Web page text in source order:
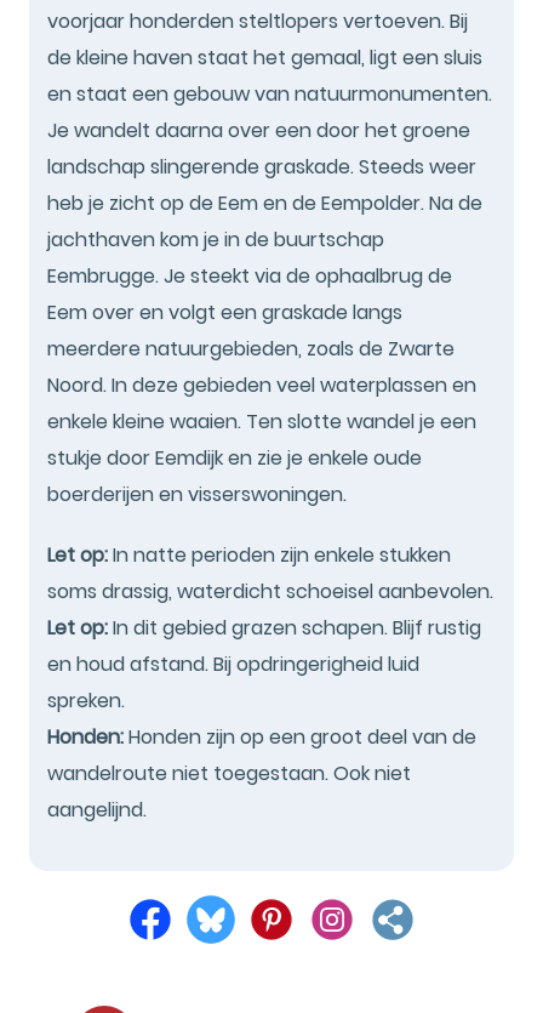
voorjaar honderden steltlopers vertoeven. Bij
de kleine haven staat het gemaal, ligt een sluis
en staat een gebouw van natuurmonumenten.
Je wandelt daarna over een door het groene
landschap slingerende graskade. Steeds weer
heb je zicht op de Eem en de Eempolder. Na de
jachthaven kom je in de buurtschap
Eembrugge. Je steekt via de ophaalbrug de
Eem over en volgt een graskade langs
meerdere natuurgebieden, zoals de Zwarte
Noord. In deze gebieden veel waterplassen en
enkele kleine waaien. Ten slotte wandel je een
stukje door Eemdijk en zie je enkele oude
boerderijen en visserswoningen.
Let op:In natte perioden zijn enkele stukken
soms drassig, waterdicht schoeisel aanbevolen.
Let op:In dit gebied grazen schapen. Blijf rustig
en houd afstand. Bij opdringerigheid luid
spreken.
Honden:Honden zijn op een groot deel van de
wandelroute niet toegestaan. Ook niet
aangelijnd.